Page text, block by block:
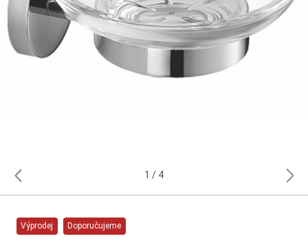
1 4
Výprodej Doporučujeme